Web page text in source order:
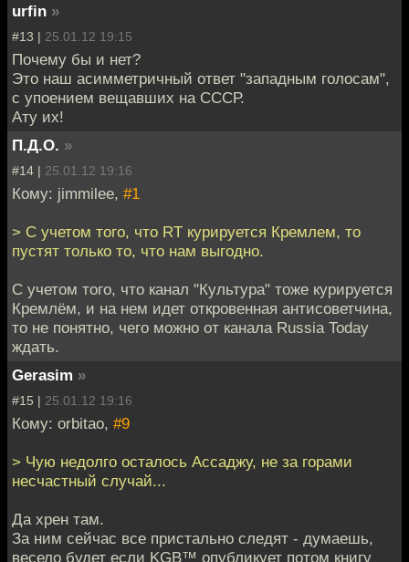
urfin »
#13 | 25.01.12 19:15
Почему бы и нет?
Это наш асимметричный ответ "западным голосам",
с упоением вещавших на СССР.
Ату их!
П.Д.О. »
#14 | 25.01.12 19:16
Кому: jimmilee, #1
> С учетом того, что RT курируется Кремлем, то
пустят только то, что нам выгодно.
С учетом того, что канал "Культура" тоже курируется
Кремлём, и на нем идет откровенная антисоветчина,
то не понятно, чего можно от канала Russia Today
ждать.
Gerasim »
#15 | 25.01.12 19:16
Кому: orbitao, #9
> Чую недолго осталось Ассаджу, не за горами
несчастный случай...
Да хрен там.
За ним сейчас все пристально следят - думаешь,
весело будет если KGB™ опубликует потом книгу